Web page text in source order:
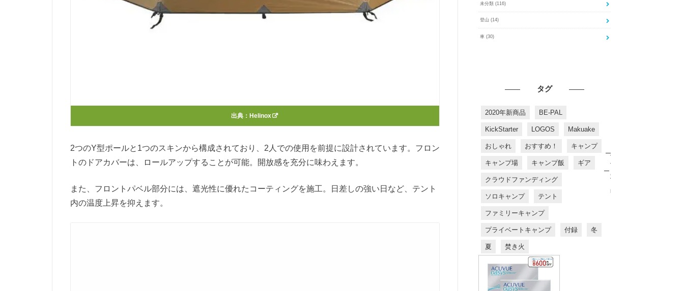
出典： Helinox
2つのY型ポールと1つのスキンから構成されており、2人での使用を前提に設計されています。フロン
トのドアカバーは、ロールアップすることが可能。開放感を充分に味わえます。
また、フロントパベル部分には、遮光性に優れたコーティングを施工。日差しの強い日など、テント
内の温度上昇を抑えます。
未分類 (116)
登山 (14)
車 (30)
タグ
2020年新商品 BE-PAL
KickStarter LOGOS Makuake
おしゃれ おすすめ！ キャンプ
キャンプ場 キャンプ飯 ギア
クラウドファンディング
ソロキャンプ テント
ファミリーキャンプ
プライベートキャンプ 付録 冬
夏 焚き火
す
す
め
商
品